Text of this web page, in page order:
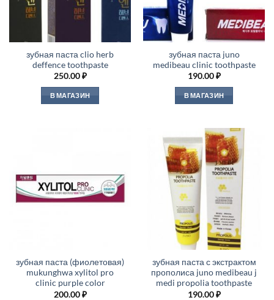
зубная паста clio herb
deffence toothpaste
250.00₽
В МАГАЗИН
зубная паста juno
medibeau clinic toothpaste
190.00₽
В МАГАЗИН
зубная паста (фиолетовая)
mukunghwa xylitol pro
clinic purple color
200.00₽
зубная паста с экстрактом
прополиса juno medibeau j
medi propolia toothpaste
190.00₽